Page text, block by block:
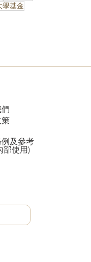
學基金
及參考
部使用)